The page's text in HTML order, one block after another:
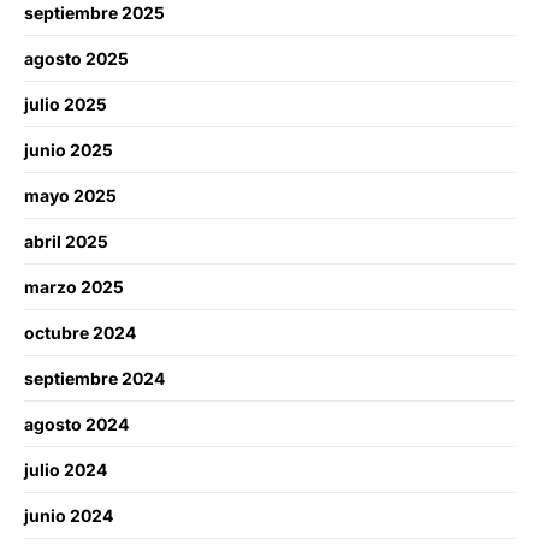
septiembre 2025
agosto 2025
julio 2025
junio 2025
mayo 2025
abril 2025
marzo 2025
octubre 2024
septiembre 2024
agosto 2024
julio 2024
junio 2024